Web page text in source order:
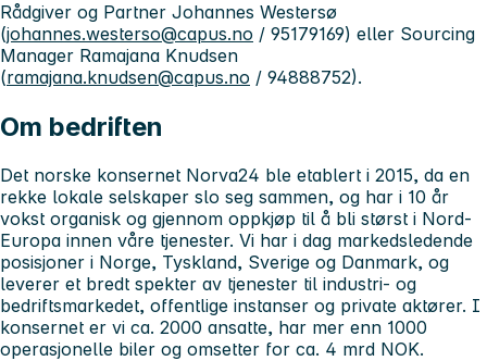
Rådgiver og Partner Johannes Westersø
(johannes.westerso@capus.no / 95179169) eller Sourcing
Manager Ramajana Knudsen
(ramajana.knudsen@capus.no / 94888752).
Om bedriften
Det norske konsernet Norva24 ble etablert i 2015, da en
rekke lokale selskaper slo seg sammen, og har i 10 år
vokst organisk og gjennom oppkjøp til å bli størst i Nord-
Europa innen våre tjenester. Vi har i dag markedsledende
posisjoner i Norge, Tyskland, Sverige og Danmark, og
leverer et bredt spekter av tjenester til industri- og
bedriftsmarkedet, offentlige instanser og private aktører. I
konsernet er vi ca. 2000 ansatte, har mer enn 1000
operasjonelle biler og omsetter for ca. 4 mrd NOK.